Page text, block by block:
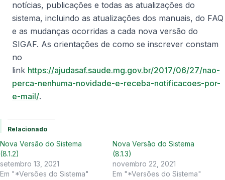
notícias, publicações e todas as atualizações do
sistema, incluindo as atualizações dos manuais, do FAQ
e as mudanças ocorridas a cada nova versão do
SIGAF. As orientações de como se inscrever constam
no
link https://ajudasaf.saude.mg.gov.br/2017/06/27/nao-
perca-nenhuma-novidade-e-receba-notificacoes-por-
e-mail/.
Relacionado
Nova Versão do Sistema
(8.1.2)
setembro 13, 2021
Em "*Versões do Sistema"
Nova Versão do Sistema
(8.1.3)
novembro 22, 2021
Em "*Versões do Sistema"